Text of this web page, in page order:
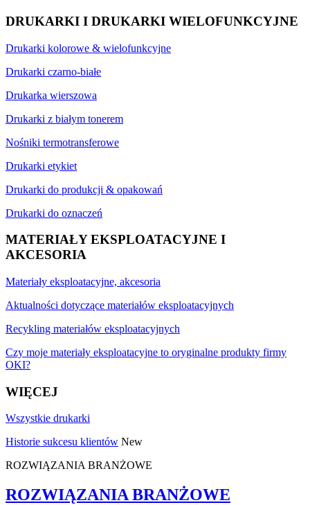
DRUKARKI I DRUKARKI WIELOFUNKCYJNE
Drukarki kolorowe & wielofunkcyjne
Drukarki czarno-białe
Drukarka wierszowa
Drukarki z białym tonerem
Nośniki termotransferowe
Drukarki etykiet
Drukarki do produkcji & opakowań
Drukarki do oznaczeń
MATERIAŁY EKSPLOATACYJNE I
AKCESORIA
Materiały eksploatacyjne, akcesoria
Aktualności dotyczące materiałów eksploatacyjnych
Recykling materiałów eksploatacyjnych
Czy moje materiały eksploatacyjne to oryginalne produkty firmy
OKI?
WIĘCEJ
Wszystkie drukarki
Historie sukcesu klientów New
ROZWIĄZANIA BRANŻOWE
ROZWIĄZANIA BRANŻOWE